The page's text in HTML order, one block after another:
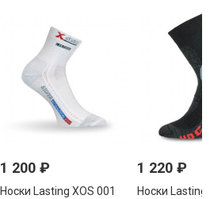
1 200 ₽
Носки Lasting XOS 001
1 220 ₽
Носки Lasting